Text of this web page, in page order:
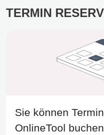
TERMIN
Sie können
OnlineTool